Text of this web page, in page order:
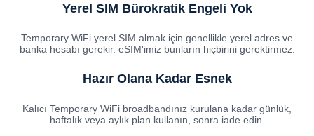
Yerel SIM Bürokratik Engeli Yok
Temporary WiFi yerel SIM almak için genellikle yerel adres ve
banka hesabı gerekir. eSIM'imiz bunların hiçbirini gerektirmez.
Hazır Olana Kadar Esnek
Kalıcı Temporary WiFi broadbandınız kurulana kadar günlük,
haftalık veya aylık plan kullanın, sonra iade edin.